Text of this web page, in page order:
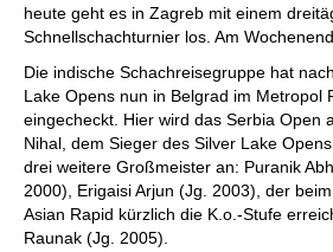
heute geht es in Zagreb mit einem
Schnellschachturnier los. Am
Die indische Schachreisegruppe hat
Lake Opens nun in Belgrad im Metropol
eingecheckt. Hier wird das Serbia Open
Nihal, dem Sieger des Silver Lake
drei weitere Großmeister an: Puranik
2000), Erigaisi Arjun (Jg. 2003), der
Asian Rapid kürzlich die K.o.-Stufe
Raunak (Jg. 2005).